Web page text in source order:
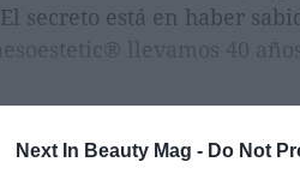
Next In Beauty Mag - Do Not
secreto está en haber